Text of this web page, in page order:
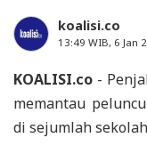
koalisi.co
13:49 WIB, 6 Jan
KOALISI.co -
memantau
di sejumlah